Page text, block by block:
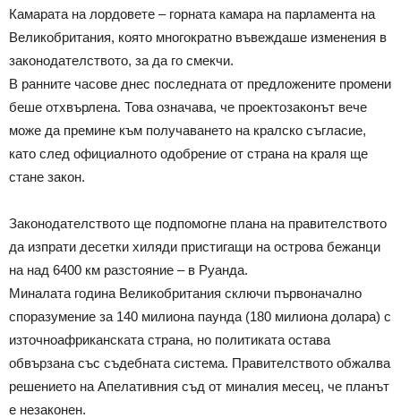
Камарата на лордовете – горната камара на парламента на
Великобритания, която многократно въвеждаше изменения в
законодателството, за да го смекчи.
В ранните часове днес последната от предложените промени
беше отхвърлена. Това означава, че проектозаконът вече
може да премине към получаването на кралско съгласие,
като след официалното одобрение от страна на краля ще
стане закон.
Законодателството ще подпомогне плана на правителството
да изпрати десетки хиляди пристигащи на острова бежанци
на над 6400 км разстояние – в Руанда.
Миналата година Великобритания сключи първоначално
споразумение за 140 милиона паунда (180 милиона долара) с
източноафриканската страна, но политиката остава
обвързана със съдебната система. Правителството обжалва
решението на Апелативния съд от миналия месец, че планът
е незаконен.